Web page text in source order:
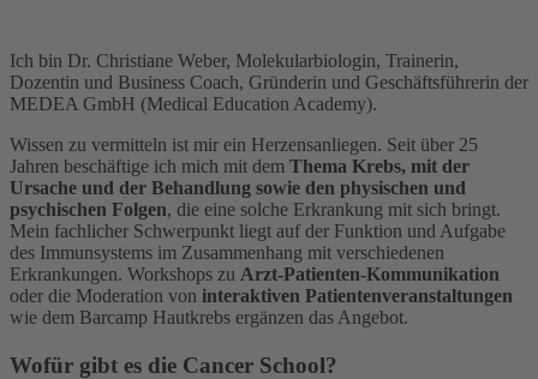
Ich bin Dr. Christiane Weber, Molekularbiologin, Trainerin,
Dozentin und Business Coach, Gründerin und Geschäftsführerin der
MEDEA GmbH (Medical Education Academy).
Wissen zu vermitteln ist mir ein Herzensanliegen. Seit über 25
Jahren beschäftige ich mich mit dem Thema Krebs, mit der
Ursache und der Behandlung sowie den physischen und
psychischen Folgen, die eine solche Erkrankung mit sich bringt.
Mein fachlicher Schwerpunkt liegt auf der Funktion und Aufgabe
des Immunsystems im Zusammenhang mit verschiedenen
Erkrankungen. Workshops zu Arzt-Patienten-Kommunikation
oder die Moderation von interaktiven Patientenveranstaltungen
wie dem Barcamp Hautkrebs ergänzen das Angebot.
Wofür gibt es die Cancer School?